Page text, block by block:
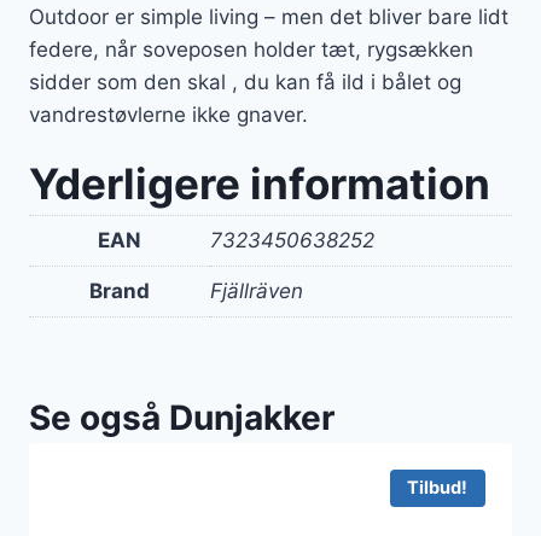
Outdoor er simple living – men det bliver bare lidt
federe, når soveposen holder tæt, rygsækken
sidder som den skal , du kan få ild i bålet og
vandrestøvlerne ikke gnaver.
Yderligere information
EAN 7323450638252
Brand Fjällräven
Se også Dunjakker
Tilbud!